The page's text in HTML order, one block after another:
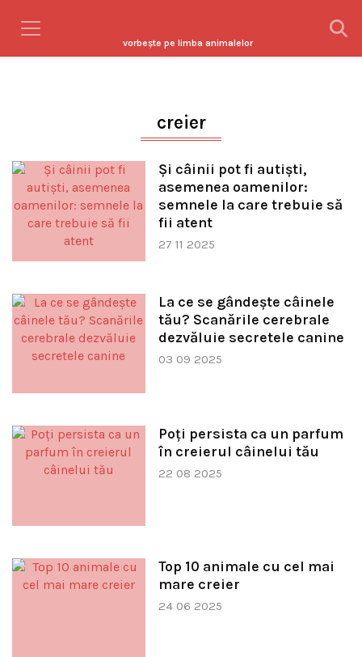
vorbeşte pe limba animalelor
creier
Și câinii pot fi autiști,
asemenea oamenilor:
semnele la care trebuie să
fii atent
27 11 2025
La ce se gândește câinele
tău? Scanările cerebrale
dezvăluie secretele canine
03 09 2025
Poți persista ca un parfum
în creierul câinelui tău
22 08 2025
Top 10 animale cu cel mai
mare creier
24 06 2025